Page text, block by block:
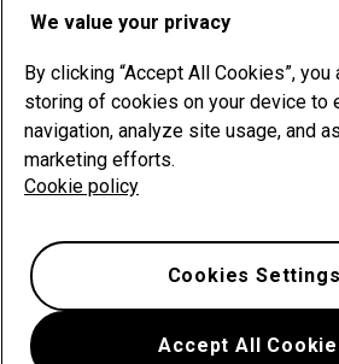
sprawności urządzeń
Skontaktuj się z
CUSTOM ENGINEERING INC
We value your privacy
By clicking “Accept All Cookies”, you
storing of cookies on your device to
navigation, analyze site usage, and
marketing efforts.
Cookie policy
Accept All
Cookies Settings